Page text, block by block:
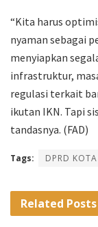
“Kita harus
nyaman sebagai
menyiapkan
infrastruktur,
regulasi terkait
ikutan IKN. Tapi
tandasnya. (FAD)
Tags: DPRD
Related Posts